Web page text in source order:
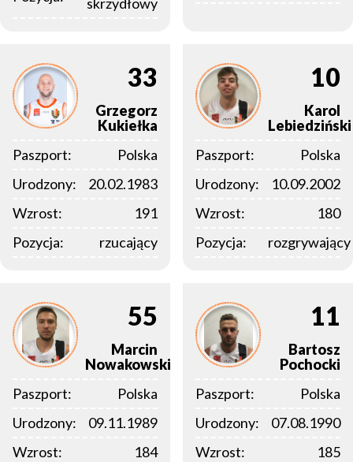
33
Grzegorz
Kukiełka
Paszport:
Polska
Urodzony:
20.02.1983
Wzrost:
191
Pozycja:
rzucający
10
Karol
Lebiedziński
Paszport:
Polska
Urodzony:
10.09.2002
Wzrost:
180
Pozycja:
rozgrywający
55
Marcin
Nowakowski
Paszport:
Polska
Urodzony:
09.11.1989
Wzrost:
184
11
Bartosz
Pochocki
Paszport:
Polska
Urodzony:
07.08.1990
Wzrost:
185